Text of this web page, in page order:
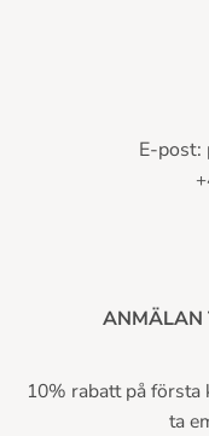
E-post:
ANMÄLAN
10% rabatt på
ta